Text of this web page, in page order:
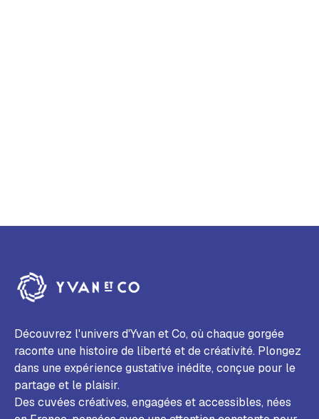
Découvrez l'univers d'Yvan et Co, où chaque gorgée
raconte une histoire de liberté et de créativité. Plongez
dans une expérience gustative inédite, conçue pour le
partage et le plaisir.
Des cuvées créatives, engagées et accessibles, nées